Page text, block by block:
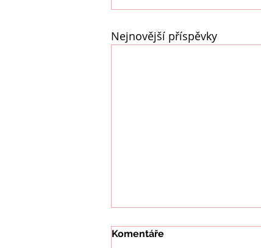
Nejnovější příspěvky
Komentáře